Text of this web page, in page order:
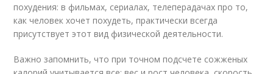
похудения: в фильмах, сериалах, телеперадачах про то,
как человек хочет похудеть, практически всегда
присутствует этот вид физической деятельности.
Важно запомнить, что при точном подсчете сожженых